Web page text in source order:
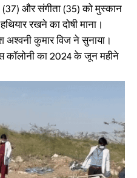
(37) और संगीता (35) को मुस्कान
रखने का दोषी माना।
अश्वनी कुमार विज ने सुनाया।
कॉलोनी का 2024 के जून महीने